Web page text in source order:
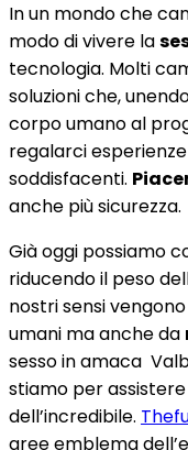
In un mondo che
modo di vivere la
tecnologia. Molti
soluzioni che,
corpo umano al
regalarci
soddisfacenti.
anche più sicurezza.
Già oggi possiamo
riducendo il peso
nostri sensi
umani ma anche da
sesso in amaca
stiamo per
dell’incredibile.
aree emblema